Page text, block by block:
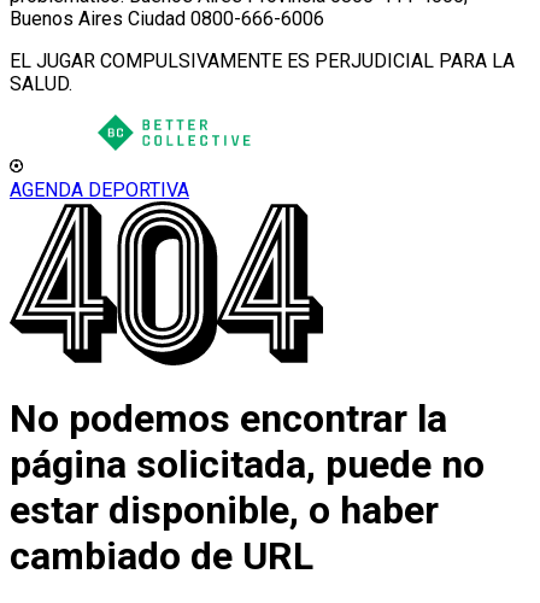
Buenos Aires Ciudad 0800-666-6006
EL JUGAR COMPULSIVAMENTE ES PERJUDICIAL PARA LA
SALUD.
AGENDA DEPORTIVA
No podemos encontrar la
página solicitada, puede no
estar disponible, o haber
cambiado de URL